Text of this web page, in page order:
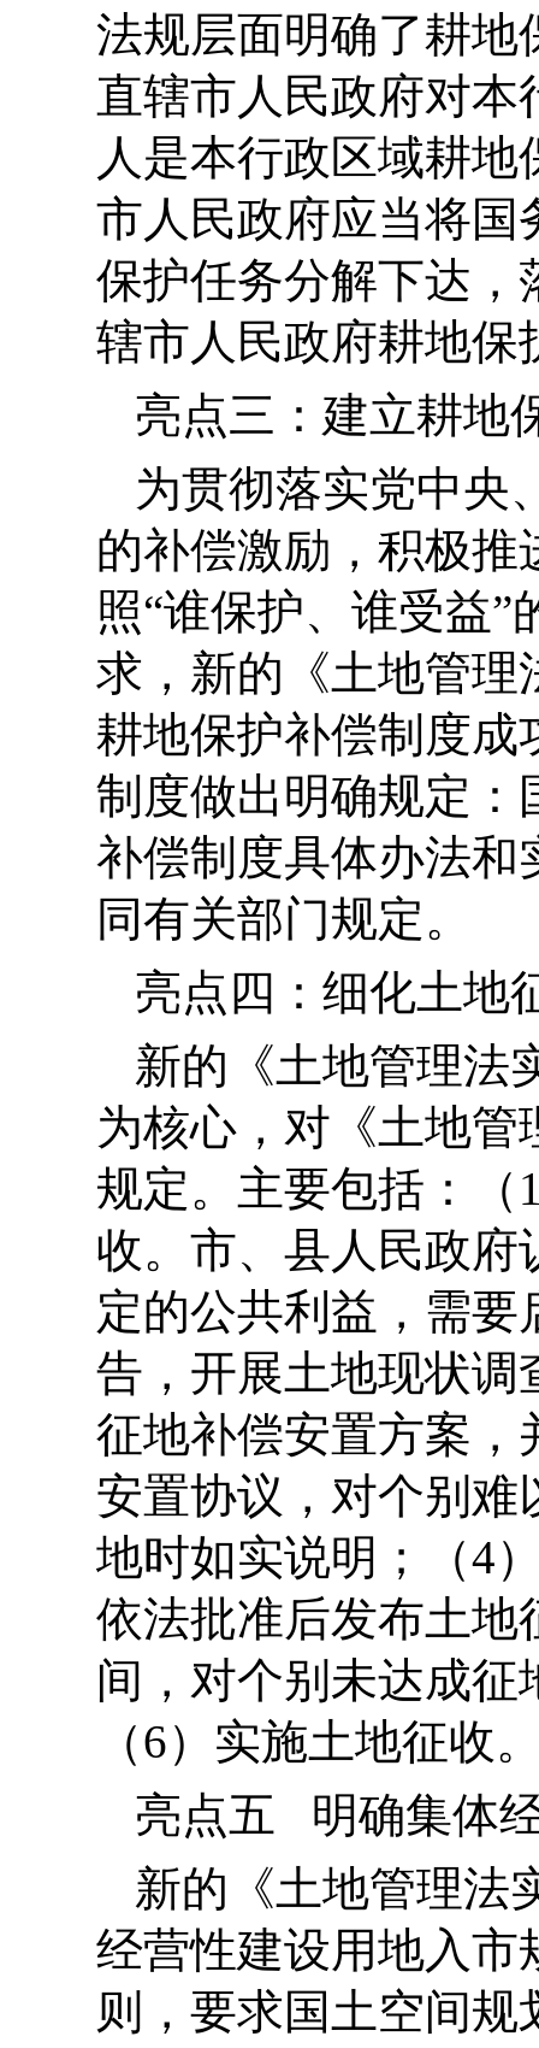
法规层面明确了耕地
直辖市人民政府对
人是本行政区域耕
市人民政府应当将国
保护任务分解下达，
辖市人民政府耕地保
亮点三：建立耕地
为贯彻落实党中央
的补偿激励，积极
照“谁保护、谁受益
求，新的《土地管理
耕地保护补偿制度成
制度做出明确规定：
补偿制度具体办法和
同有关部门规定。
亮点四：细化土地
新的《土地管理法
为核心，对《土地
规定。主要包括：（
收。市、县人民政
定的公共利益，需
告，开展土地现状调
征地补偿安置方案，
安置协议，对个别
地时如实说明；（4
依法批准后发布土地
间，对个别未达成
（6）实施土地征收
亮点五 明确集体
新的《土地管理法
经营性建设用地入市
则，要求国土空间